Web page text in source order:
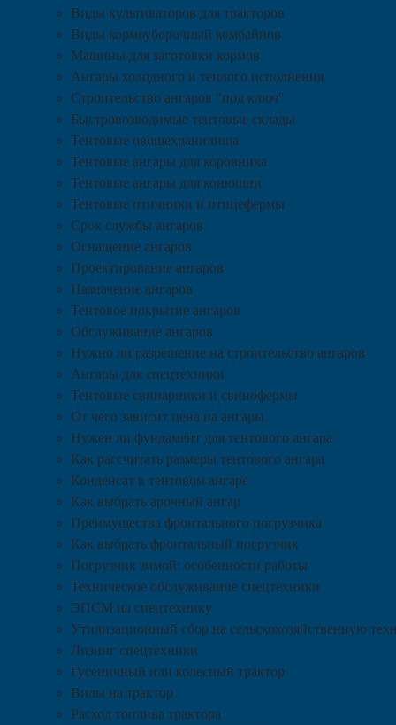
Виды культиваторов для тракторов
Виды кормоуборочный комбайнов
Машины для заготовки кормов
Ангары холодного и теплого исполнения
Строительство ангаров "под ключ"
Быстровозводимые тентовые склады
Тентовые овощехранилища
Тентовые ангары для коровника
Тентовые ангары для конюшни
Тентовые птичники и птицефермы
Срок службы ангаров
Оснащение ангаров
Проектирование ангаров
Назначение ангаров
Тентовое покрытие ангаров
Обслуживание ангаров
Нужно ли разрешение на строительство ангаров
Ангары для спецтехники
Тентовые свинарники и свинофермы
От чего зависит цена на ангары
Нужен ли фундамент для тентового ангара
Как рассчитать размеры тентового ангара
Конденсат в тентовом ангаре
Как выбрать арочный ангар
Преимущества фронтального погрузчика
Как выбрать фронтальный погрузчик
Погрузчик зимой: особенности работы
Техническое обслуживание спецтехники
ЭПСМ на спецтехнику
Утилизационный сбор на сельскохозяйственную
Лизинг спецтехники
Гусеничный или колесный трактор
Вилы на трактор
Расход топлива трактора